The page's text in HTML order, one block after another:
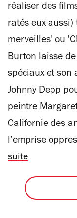
réaliser des
ratés eux aussi)
merveilles' ou
Burton laisse
spéciaux et son
Johnny Depp
peintre
Californie des
l’emprise
suite